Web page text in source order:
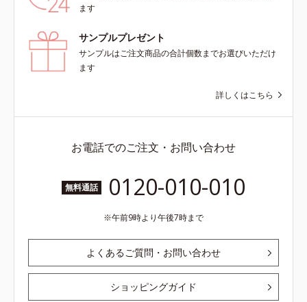
ます
サンプルプレゼント
サンプルはご注文商品の合計個数までお選びいただけ
ます
詳しくはこちら
お電話でのご注文・お問い合わせ
無料通話 0120-010-010
午前9時より午後7時まで
よくあるご質問・お問い合わせ
ショッピングガイド